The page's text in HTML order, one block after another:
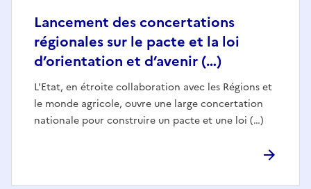
Lancement des concertations
régionales sur le pacte et la loi
d’orientation et d’avenir (…)
L'Etat, en étroite collaboration avec les Régions et
le monde agricole, ouvre une large concertation
nationale pour construire un pacte et une loi (…)